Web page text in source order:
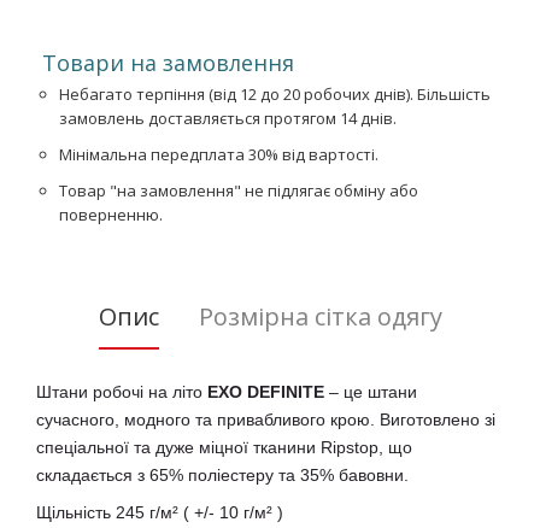
Товари на замовлення
Небагато терпіння (від 12 до 20 робочих днів). Більшість
замовлень доставляється протягом 14 днів.
Мінімальна передплата 30% від вартості.
Товар "на замовлення" не підлягає обміну або
поверненню.
Опис Розмірна сітка одягу
Штани робочі на літо EXO DEFINITE – це штани
сучасного, модного та привабливого крою. Виготовлено зі
спеціальної та дуже міцної тканини Ripstop, що
складається з 65% поліестеру та 35% бавовни.
Щільність 245 г/м² ( +/- 10 г/м² )